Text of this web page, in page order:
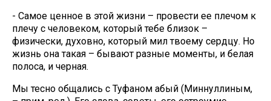
- Самое ценное в этой жизни – провести ее плечом к
плечу с человеком, который тебе близок –
физически, духовно, который мил твоему сердцу. Но
жизнь она такая – бывают разные моменты, и белая
полоса, и черная.
Мы тесно общались с Туфаном абый (Миннуллиным,